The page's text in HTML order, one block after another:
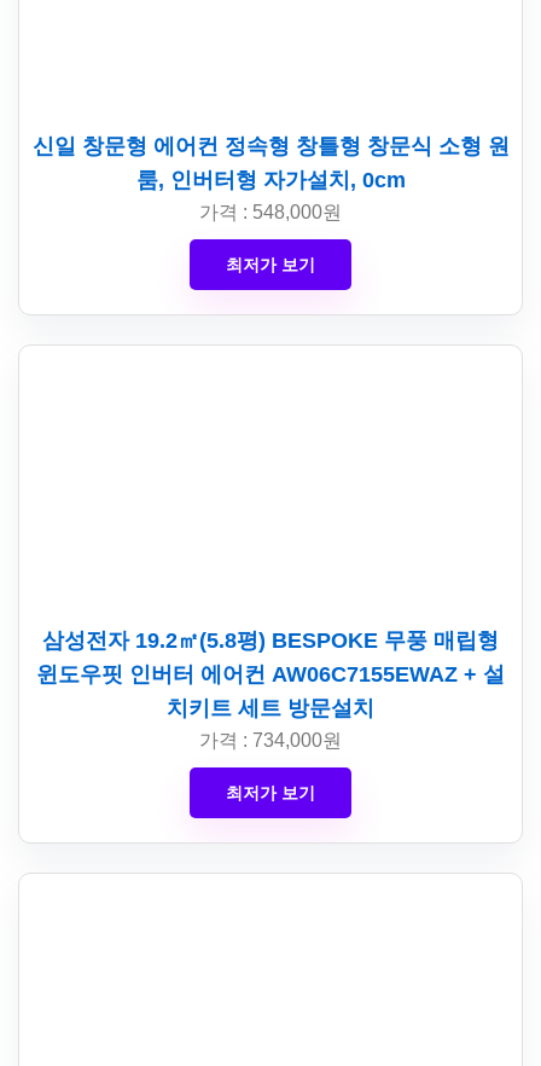
신일 창문형 에어컨 정속형 창틀형 창문식 소형 원
룸, 인버터형 자가설치, 0cm
가격 : 548,000원
최저가 보기
삼성전자 19.2㎡(5.8평) BESPOKE 무풍 매립형
윈도우핏 인버터 에어컨 AW06C7155EWAZ + 설
치키트 세트 방문설치
가격 : 734,000원
최저가 보기